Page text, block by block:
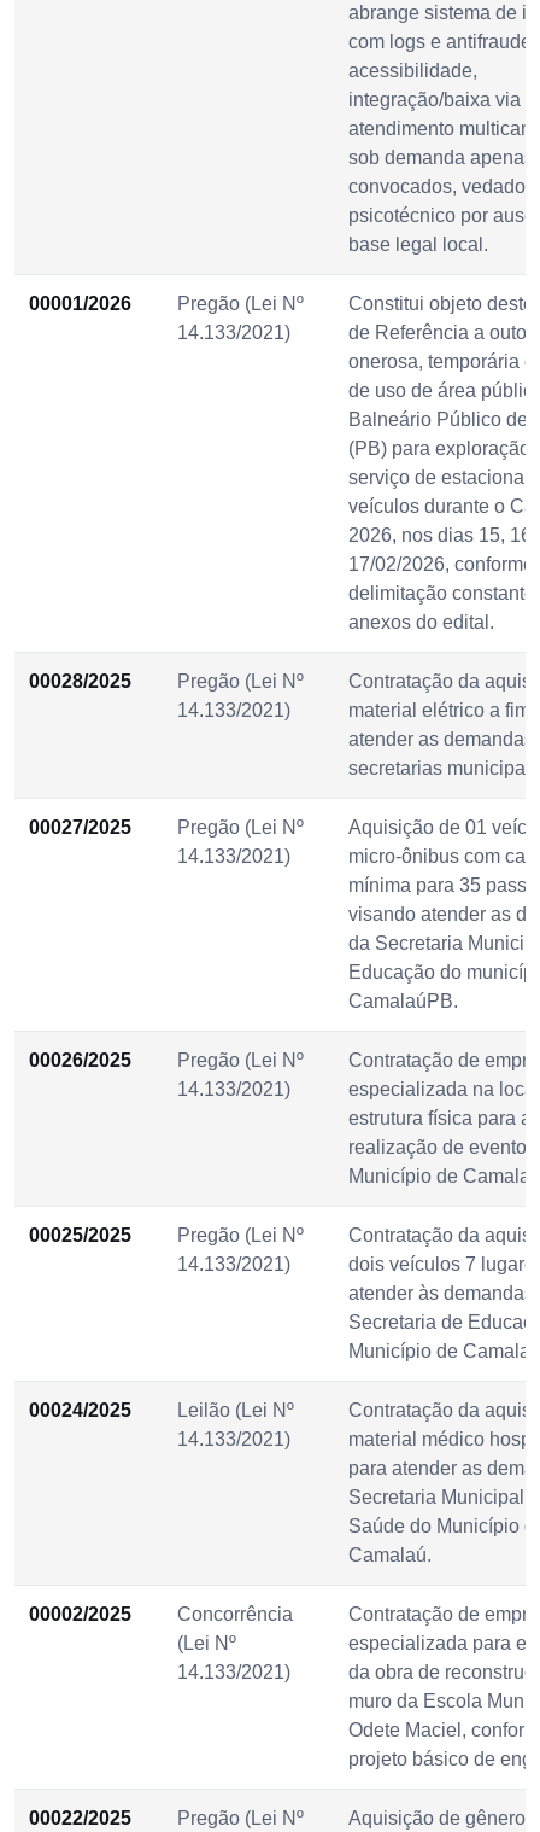
abrange sistema de
com logs e antifraude,
acessibilidade,
integração/baixa via
atendimento
sob demanda apenas
convocados, vedado
psicotécnico por
base legal local.
00001/2026
Pregão (Lei Nº
14.133/2021)
Constitui objeto deste
de Referência a
onerosa, temporária
de uso de área
Balneário Público de
(PB) para exploração
serviço de
veículos durante o
2026, nos dias 15, 16
17/02/2026, conforme
delimitação constante
anexos do edital.
00028/2025
Pregão (Lei Nº
14.133/2021)
Contratação da
material elétrico a fim
atender as demandas
secretarias
00027/2025
Pregão (Lei Nº
14.133/2021)
Aquisição de 01
micro-ônibus com
mínima para 35
visando atender as
da Secretaria
Educação do
CamalaúPB.
00026/2025
Pregão (Lei Nº
14.133/2021)
Contratação de
especializada na
estrutura física para a
realização de eventos
Município de
00025/2025
Pregão (Lei Nº
14.133/2021)
Contratação da
dois veículos 7
atender às demandas
Secretaria de
Município de
00024/2025
Leilão (Lei Nº
14.133/2021)
Contratação da
material médico
para atender as
Secretaria Municipal
Saúde do Município
Camalaú.
00002/2025
Concorrência
(Lei Nº
14.133/2021)
Contratação de
especializada para
da obra de
muro da Escola
Odete Maciel,
projeto básico de
00022/2025
Pregão (Lei Nº
Aquisição de gêneros